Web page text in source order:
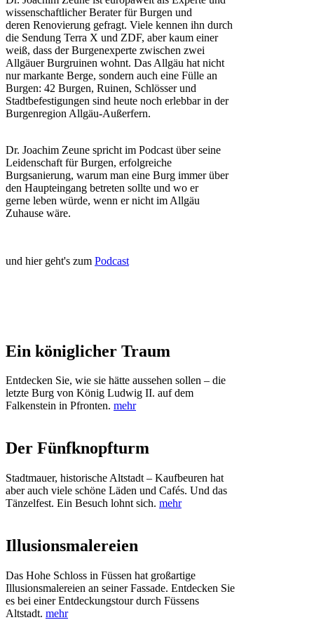
wissenschaftlicher Berater für Burgen und
deren Renovierung gefragt. Viele kennen ihn durch
die Sendung Terra X und ZDF, aber kaum einer
weiß, dass der Burgenexperte zwischen zwei
Allgäuer Burgruinen wohnt. Das Allgäu hat nicht
nur markante Berge, sondern auch eine Fülle an
Burgen: 42 Burgen, Ruinen, Schlösser und
Stadtbefestigungen sind heute noch erlebbar in der
Burgenregion Allgäu-Außerfern.
Dr. Joachim Zeune spricht im Podcast über seine
Leidenschaft für Burgen, erfolgreiche
Burgsanierung, warum man eine Burg immer über
den Haupteingang betreten sollte und wo er
gerne leben würde, wenn er nicht im Allgäu
Zuhause wäre.
und hier geht's zum Podcast
Ein königlicher Traum
Entdecken Sie, wie sie hätte aussehen sollen – die
letzte Burg von König Ludwig II. auf dem
Falkenstein in Pfronten. mehr
Der Fünfknopfturm
Stadtmauer, historische Altstadt – Kaufbeuren hat
aber auch viele schöne Läden und Cafés. Und das
Tänzelfest. Ein Besuch lohnt sich. mehr
Illusionsmalereien
Das Hohe Schloss in Füssen hat großartige
Illusionsmalereien an seiner Fassade. Entdecken Sie
es bei einer Entdeckungstour durch Füssens
Altstadt. mehr